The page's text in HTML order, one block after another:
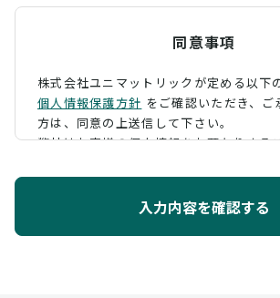
同意事項
株式会社ユニマットリックが定める以下
個人情報保護方針 をご確認いただき、 ご
方は、同意の上送信して下さい。
弊社はお客様の個人情報をお預かりする
ように定め、保護に努めております。
入力内容を確認する